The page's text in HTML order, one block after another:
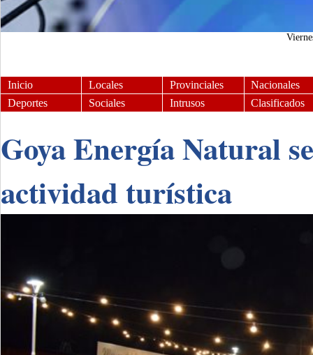
Inicio Locales Provinciales
Nacionales
Deportes
Sociales Intrusos Clasificados
Goya Energía Natural
actividad turística